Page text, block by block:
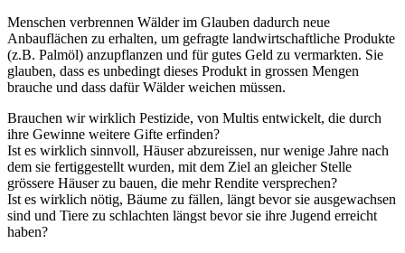
Menschen verbrennen Wälder im Glauben dadurch neue
Anbauflächen zu erhalten, um gefragte landwirtschaftliche Produkte
(z.B. Palmöl) anzupflanzen und für gutes Geld zu vermarkten. Sie
glauben, dass es unbedingt dieses Produkt in grossen Mengen
brauche und dass dafür Wälder weichen müssen.
Brauchen wir wirklich Pestizide, von Multis entwickelt, die durch
ihre Gewinne weitere Gifte erfinden?
Ist es wirklich sinnvoll, Häuser abzureissen, nur wenige Jahre nach
dem sie fertiggestellt wurden, mit dem Ziel an gleicher Stelle
grössere Häuser zu bauen, die mehr Rendite versprechen?
Ist es wirklich nötig, Bäume zu fällen, längt bevor sie ausgewachsen
sind und Tiere zu schlachten längst bevor sie ihre Jugend erreicht
haben?